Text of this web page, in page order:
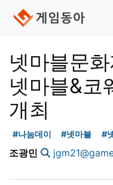
넷마블문
넷마블&코
개최
#나눔데이 #넷마블 #
조광민